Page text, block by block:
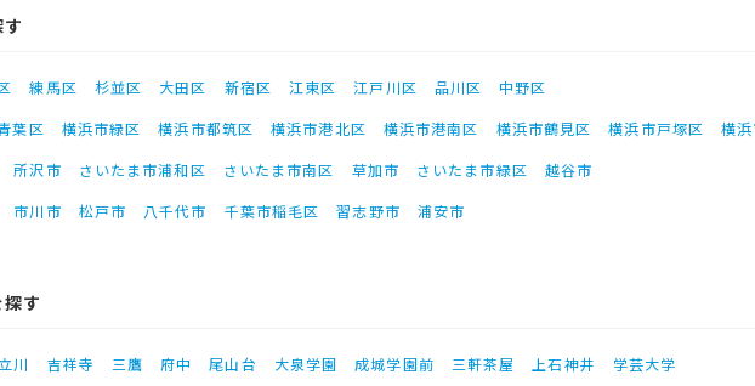
練馬区 杉並区 大田区 新宿区 江東区 江戸川区 品川区
中野区
葉区 横浜市緑区 横浜市都筑区 横浜市港北区 横浜市港南区 横浜市鶴見区 横浜市戸塚区
横
所沢市 さいたま市浦和区 さいたま市南区 草加市 さいたま市緑区
越谷市
市川市 松戸市 八千代市 千葉市稲毛区 習志野市 浦安市
す
立川 吉祥寺 三鷹 府中 尾山台 大泉学園 成城学園前 三軒茶屋 上石神井
学芸大学